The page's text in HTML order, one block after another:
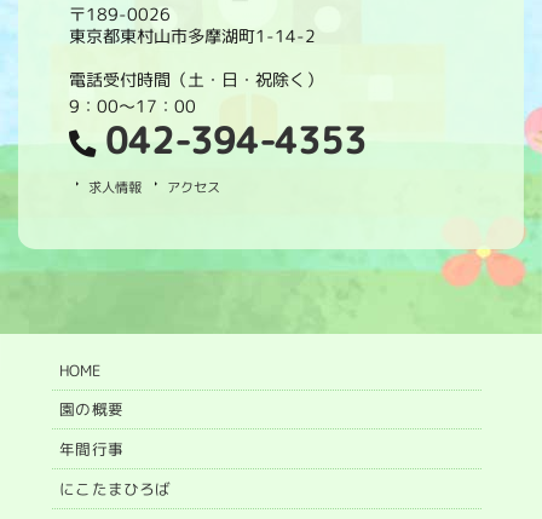
〒189-0026
東京都東村山市多摩湖町1-14-2
電話受付時間（土・日・祝除く）
9：00～17：00
042-394-4353
求人情報 アクセス
HOME
園の概要
年間行事
にこたまひろば